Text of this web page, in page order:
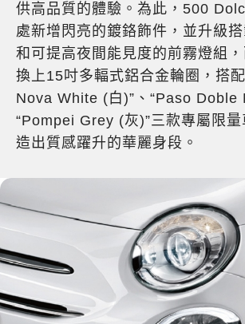
供高品質的體驗。為此，500
處新增閃亮的鍍鉻飾件，並升級
和可提高夜間能見度的前霧燈組
換上15吋多輻式鋁合金輪圈，搭
Nova White (白)”、“Paso Doble
“Pompei Grey (灰)”三款專屬限
造出質感躍升的華麗身段。